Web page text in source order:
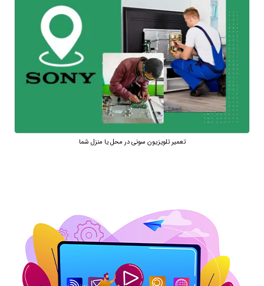
تعمیر تلویزیون سونی در محل یا منزل شما